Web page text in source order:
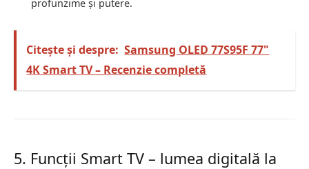
profunzime și putere.
Citește și despre: Samsung OLED 77S95F 77"
4K Smart TV – Recenzie completă
5. Funcții Smart TV – lumea digitală la